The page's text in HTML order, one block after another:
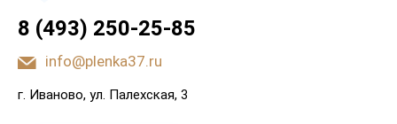
8 (493) 250-25-85
info@plenka37.ru
г. Иваново, ул. Палехская, 3